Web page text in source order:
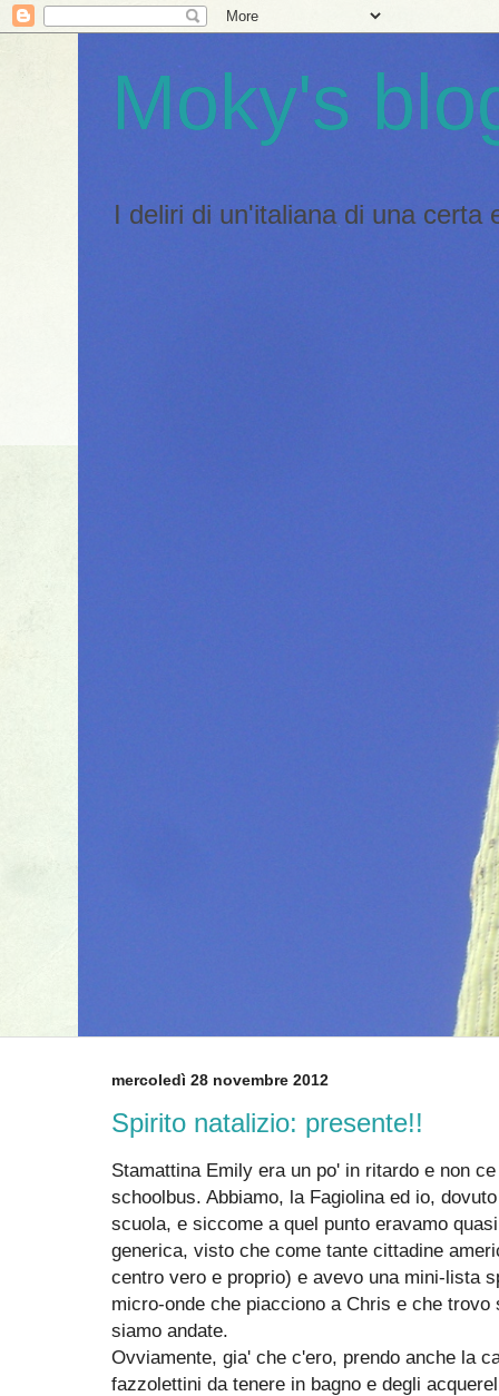
Moky's
I deliri di un'italiana di una certa
mercoledì 28 novembre 2012
Spirito natalizio: presente!!
Stamattina Emily era un po' in ritardo e non
schoolbus. Abbiamo, la Fagiolina ed io,
scuola, e siccome a quel punto eravamo
generica, visto che come tante cittadine
centro vero e proprio) e avevo una mini-lista
micro-onde che piacciono a Chris e che trovo
siamo andate.
Ovviamente, gia' che c'ero, prendo anche la
fazzolettini da tenere in bagno e degli